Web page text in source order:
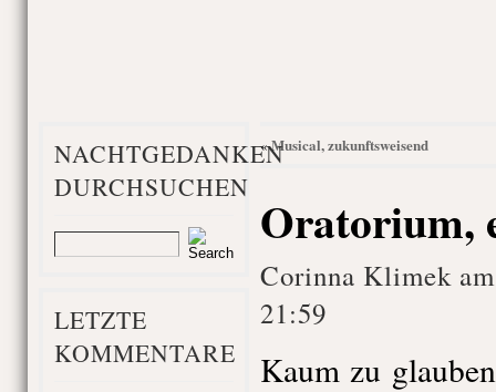
NACHTGEDANKEN
DURCHSUCHEN
LETZTE
KOMMENTARE
«Musical, zukunftsweisend
Oratorium,
Corinna Klimek
21:59
Kaum zu